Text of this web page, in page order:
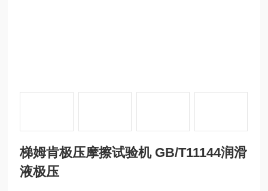
梯姆肯极压摩擦试验机 GB/T11144润滑
液极压